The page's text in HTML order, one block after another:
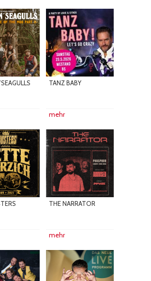
TANZ BABY
mehr
THE NARRATOR
mehr